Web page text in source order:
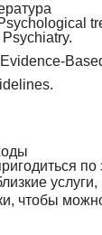
по
чтобы